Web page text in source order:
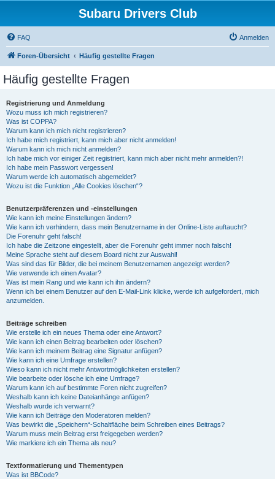
Subaru Drivers Club
FAQ Anmelden
Foren-Übersicht Häufig gestellte Fragen
Häufig gestellte Fragen
Registrierung und Anmeldung
Wozu muss ich mich registrieren?
Was ist COPPA?
Warum kann ich mich nicht registrieren?
Ich habe mich registriert, kann mich aber nicht anmelden!
Warum kann ich mich nicht anmelden?
Ich habe mich vor einiger Zeit registriert, kann mich aber nicht mehr anmelden?!
Ich habe mein Passwort vergessen!
Warum werde ich automatisch abgemeldet?
Wozu ist die Funktion „Alle Cookies löschen“?
Benutzerpräferenzen und -einstellungen
Wie kann ich meine Einstellungen ändern?
Wie kann ich verhindern, dass mein Benutzername in der Online-Liste auftaucht?
Die Forenuhr geht falsch!
Ich habe die Zeitzone eingestellt, aber die Forenuhr geht immer noch falsch!
Meine Sprache steht auf diesem Board nicht zur Auswahl!
Was sind das für Bilder, die bei meinem Benutzernamen angezeigt werden?
Wie verwende ich einen Avatar?
Was ist mein Rang und wie kann ich ihn ändern?
Wenn ich bei einem Benutzer auf den E-Mail-Link klicke, werde ich aufgefordert, mich
anzumelden.
Beiträge schreiben
Wie erstelle ich ein neues Thema oder eine Antwort?
Wie kann ich einen Beitrag bearbeiten oder löschen?
Wie kann ich meinem Beitrag eine Signatur anfügen?
Wie kann ich eine Umfrage erstellen?
Wieso kann ich nicht mehr Antwortmöglichkeiten erstellen?
Wie bearbeite oder lösche ich eine Umfrage?
Warum kann ich auf bestimmte Foren nicht zugreifen?
Weshalb kann ich keine Dateianhänge anfügen?
Weshalb wurde ich verwarnt?
Wie kann ich Beiträge den Moderatoren melden?
Was bewirkt die „Speichern“-Schaltfläche beim Schreiben eines Beitrags?
Warum muss mein Beitrag erst freigegeben werden?
Wie markiere ich ein Thema als neu?
Textformatierung und Thementypen
Was ist BBCode?